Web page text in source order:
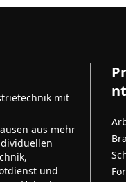
mit
aus mehr
und
nt